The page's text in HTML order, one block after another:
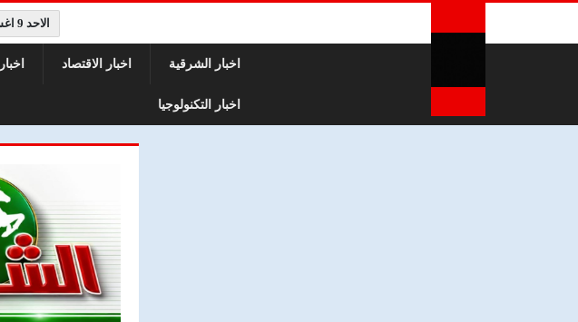
الاحد 9 اغسطس 2026 الساعة 10:49 ص
اخبار الشرقية اخبار الاقتصاد
اخبار التكنولوجيا